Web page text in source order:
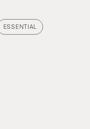
ESSENTIAL